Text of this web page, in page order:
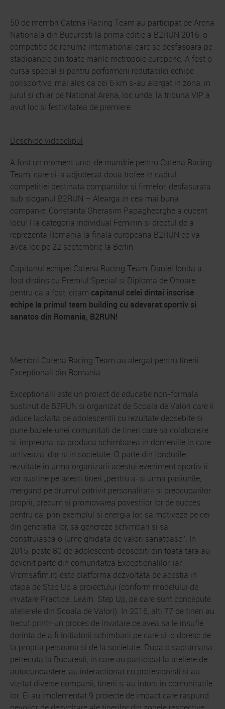
50 de membri Catena Racing Team au participat pe Arena
Nationala din Bucuresti la prima editie a B2RUN 2016, o
competitie de renume international care se desfasoara pe
stadioanele din toate marile metropole europene. A fost o
cursa special si pentru performerii redutabilei echipe
polisportive, mai ales ca cei 6 km s-au alergat in zona, in
jurul si chiar pe National Arena, loc unde, la tribuna VIP a
avut loc si festivitatea de premiere.
Deschide videoclipul
A fost un moment unic, de mandrie pentru Catena Racing
Team, care si-a adjudecat doua trofee in cadrul
competitiei destinata companiilor si firmelor, desfasurata
sub sloganul B2RUN – Alearga in cea mai buna
companie: Constanta Gherasim Papagheorghe a cucerit
locul I la categoria Individual Feminin si dreptul de a
reprezenta Romania la finala europeana B2RUN ce va
avea loc pe 22 septembrie la Berlin.
Capitanul echipei Catena Racing Team, Daniel Ionita a
fost distins cu Premiul Special si Diploma de Onoare
pentru ca a fost, citam capitanul celei dintai inscrise
echipe la primul team building cu adevarat sportiv si
sanatos din Romania, B2RUN!
Membrii Catena Racing Team au alergat pentru tinerii
Exceptionali din Romania
Exceptionalii este un proiect de educatie non-formala
sustinut de B2RUN si organizat de Scoala de Valori care ii
aduce laolalta pe adolescentii cu rezultate deosebite si
pune bazele unei comunitati de tineri care sa colaboreze
si, impreuna, sa produca schimbarea in domeniile in care
activeaza, dar si in societate. O parte din fondurile
rezultate in urma organizarii acestui eveniment sportiv ii
vor sustine pe acesti tineri „pentru a-si urma pasiunile,
mergand pe drumul potrivit personalitatii si preocuparilor
proprii, precum si promovarea povestilor lor de succes
pentru ca, prin exemplul si energia lor, sa motiveze pe cei
din generatia lor, sa genereze schimbari si sa
construiasca o lume ghidata de valori sanatoase”. In
2015, peste 80 de adolescenti deosebiti din toata tara au
devenit parte din comunitatea Exceptionalilor, iar
Vremsafim.ro este platforma dezvoltata de acestia in
etapa de Step Up a proiectului (conform modelului de
invatare Practice. Learn. Step Up, pe care sunt concepute
atelierele din Scoala de Valori). In 2016, alti 77 de tineri au
trecut printr-un proces de invatare ce avea sa le insufle
dorinta de a fi initiatorii schimbarii pe care si-o doresc de
la propria persoana si de la societate. Dupa o saptamana
petrecuta la Bucuresti, in care au participat la ateliere de
autocunoastere, au interactionat cu profesionisti si au
vizitat diverse companii, tinerii s-au intors in comunitatile
lor. Ei au implementat 9 proiecte de impact care raspund